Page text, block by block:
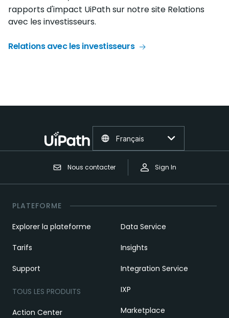
rapports d'impact UiPath sur notre site Relations
avec les investisseurs.
Relations avec les investisseurs
Nous contacter Sign In
Français
PLATEFORME
Explorer la plateforme
Tarifs
Support
TOUS LES PRODUITS
Action Center
Data Service
Insights
Integration Service
IXP
Marketplace